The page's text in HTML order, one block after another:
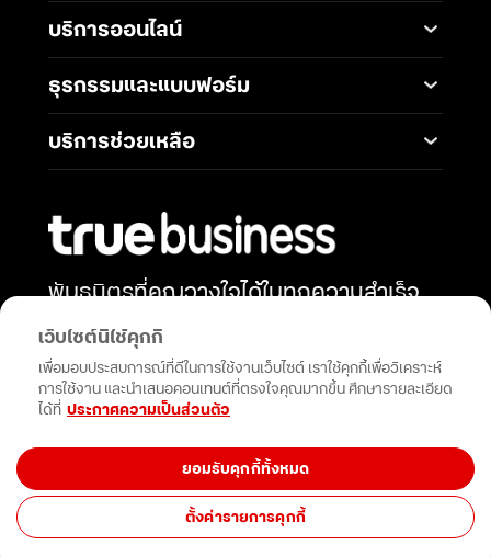
พันธมิตรที่คุณวางใจได้ในทุกความสำเร็จ
เสริมพลังธุรกิจของคุณด้วยโซลูชัน
นวัตกรรมและการสนับสนุนที่ไม่หยุดยั้ง
กดติดตาม
5G Infrastructure
Broadband Internet
Business Network
Wireless Network
International Gateway
Communications
Productivity and
Collaboration
Solutions
Solutions
Network & Operation
Security
Security Service
แพ็กเกจมือถือ
โซลูชันสำหรับ SME
บริการออนไลน์
ธุรกรรมและแบบฟอร์ม
ช่องทางการชำระค่าบริการ
การโอนกรรมสิทธิ์
การแต่งตั้งทรูเป็นตัวแทน
หักและนำส่งภาษี ณ ที่จ่าย
การสมัครบัญชีธนาคาร
การขอรับซิมใหม่เนื่องจาก
ซิมเสีย
/ซิมหาย (Swap Sim)
บริการช่วยเหลือ
คำถามที่พบบ่อย
©True Corporation Public Company Limited. All rights reserved.
Privacy Policy
เว็บไซต์นี้ใช้คุกกี้
เพื่อมอบประสบการณ์ที่ดีในการใช้งานเว็บไซต์ เราใช้คุกกี้เพื่อวิเคราะห์
การใช้งาน และนำเสนอคอนเทนต์ที่ตรงใจคุณมากขึ้น ศึกษารายละเอียด
ได้ที่ ประกาศความเป็นส่วนตัว
ยอมรับคุกกี้ทั้งหมด
ตั้งค่ารายการคุกกี้